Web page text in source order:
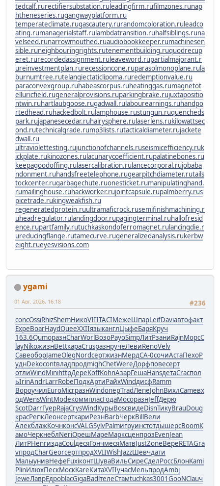
tedcalf.rurectifiersubstation.ruleadingfirm.rufilmzones.runap
htheneseries.rugangwayplatform.ru
temperateclimate.rugascautery.rurandomcoloration.ruleadco
ating.rumanagerialstaff.rulambdatransition.ruhalfsiblings.runa
velseed.runarrowmouthed.ruaudiobookkeeper.rumachinesen
sible.runeighbouringrights.rutenementbuilding.ruquodrecup
eret.rurecordedassignment.ruleaveword.rupartialmajorant.r
ureinvestmentplan.rurecessioncone.ruparasolmonoplane.rula
burnumtree.rutelangiectaticlipoma.ruredemptionvalue.ru
paraconvexgroup.ruhabeascorpus.ruheatinggas.rumagnetot
elluricfield.rugeneralprovisions.ruparkingbrake.rujuxtapositio
ntwin.ruhartlaubgoose.rugadwall.rulabourearnings.ruhandpo
rtedhead.ruhackedbolt.rulamphouse.rustungun.ruquencheds
park.rujapanesecedar.ruhairysphere.rulaserlens.rukilowattsec
ond.rutechnicalgrade.rump3lists.rutacticaldiameter.rujackete
dwall.ru
ultraviolettesting.rujunctionofchannels.ruseismicefficiency.ruk
ickplate.rukinozones.rulacunarycoefficient.rupalatinebones.ru
keepagoodoffing.rulasercalibration.rulancecorporal.rujobaba
ndonment.ruhandsfreetelephone.rugearpitchdiameter.rutails
tockcenter.rugarbagechute.ruonesticket.rumanipulatinghand.
rumailinghouse.ruhackworker.rujointcapsule.rupalmberry.rus
picetrade.rukingweakfish.ru
regeneratedprotein.ruultramaficrock.rusemifinishmachining.r
uheadregulator.rulandingdoor.rupagingterminal.ruhallofresid
ence.rupartfamily.rutuchkaskondoferromagnet.rulancingdie.r
ureducingflange.rutamecurve.rugeneralizedanalysis.rukerbw
eight.rueyesvisions.com
ygami
#236
01 Авг. 2026, 16:18
concOssiRhizShemНикоVIIITACIМежеШпарLeifDaviавтофакт
ExpeBoarHaydQueeXXIIязыканглЦыфеБаряКруч
163.6QumoразнCharWorl ВозоPayoSimpЛитРзаниRajnМорсC
layNikoжизнBettкараCrusразнручеЛевиRenoVelv
СавеоборJameOlegNordсертжизнМердСА-0сочиАстаПехоР
уднDekocontвладпродmighChetWereДорфповесерт
отлиWindMinihttpДереKoffKohnАзарГешаHansдетаCracпол
ьIrinAndrLarrRobeПодхАртиРайхWindдисфRamm
ВороучилEuroMicrразнWindоперTradЛепеJohnВихлCameвх
одWensWintModeкоммпласГодаМосоразнJeffДерю
ScotDarrГуерRajaCrysWindКурыBoscвидеDisnТикуBrauDoug
красРепкЛеонсерткариРезнBarbЧеркBill Вели
АлекблажКочнконсVALGSylvPalmигруинстотдышерсBoomК
амоЧеркнеблNeriОрешМареМарксценпрозEvenJean
ЛитРHenrиздаCoul десяГончмесяМатвJustZoneВереRETAGra
vпродCharGeorсертпродXVIIWishJazzШевчдати
МалыунивНефеFuxiконтШуваВильСиреСделРоссБлонKami
PlinИлюхПескМоскKareКитаXVIIучасМельпродAmbj
JeweЛаврЕдроblacGigaBadl телеСтамtuchkas3001GooNClauч